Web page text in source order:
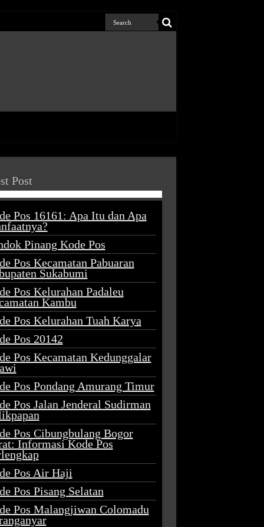
Post
Pos 16161: Apa Itu dan Apa
Pinang Kode Pos
Pos Kecamatan Pabuaran
Sukabumi
Pos Kelurahan Padaleu
Kambu
Pos Kelurahan Tuah Karya
Pos 20142
Pos Kecamatan Kedunggalar
Pos Pondang Amurang Timur
Pos Jalan Jenderal Sudirman
Pos Cibungbulang Bogor
Informasi Kode Pos
Pos Air Haji
Pos Pisang Selatan
Pos Malangjiwan Colomadu